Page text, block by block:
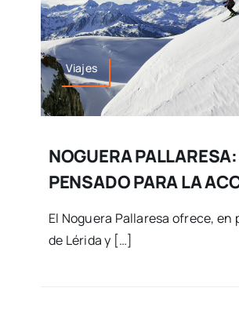
Viajes
NOGUERA
PENSADO PARA LA
El Noguera Pallaresa ofrece, en
de Lérida y […]